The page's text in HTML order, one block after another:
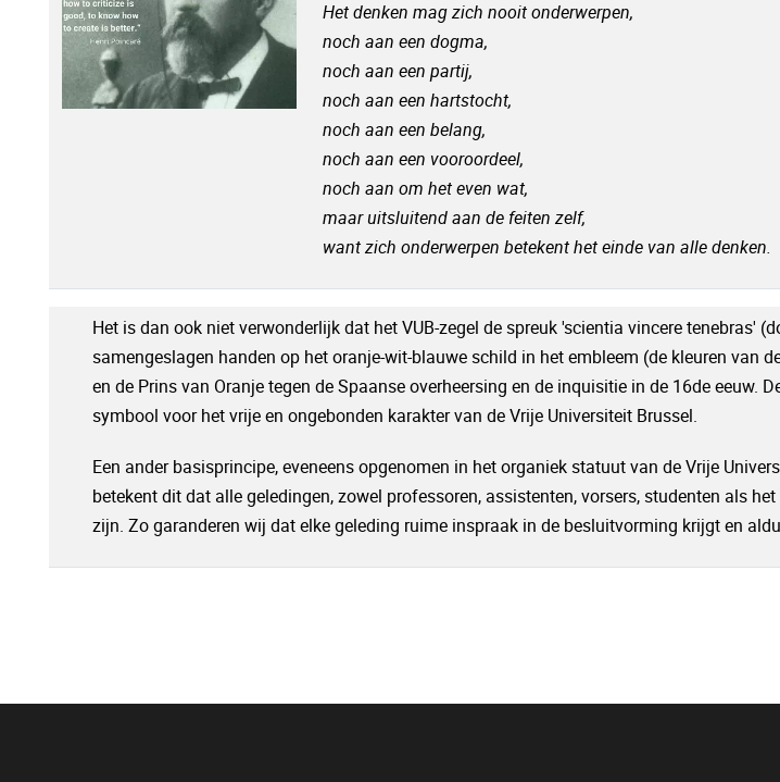
Het denken mag zich nooit onderwerpen,
noch aan een dogma,
noch aan een partij,
noch aan een hartstocht,
noch aan een belang,
noch aan een vooroordeel,
noch aan om het even wat,
maar uitsluitend aan de feiten zelf,
want zich onderwerpen betekent het einde van alle denken.
Het is dan ook niet verwonderlijk dat het VUB-zegel de spreuk 'scientia vincere tenebras'
samengeslagen handen op het oranje-wit-blauwe schild in het embleem (de kleuren van
en de Prins van Oranje tegen de Spaanse overheersing en de inquisitie in de 16de eeuw.
symbool voor het vrije en ongebonden karakter van de Vrije Universiteit Brussel.
Een ander basisprincipe, eveneens opgenomen in het organiek statuut van de Vrije
betekent dit dat alle geledingen, zowel professoren, assistenten, vorsers, studenten als
zijn. Zo garanderen wij dat elke geleding ruime inspraak in de besluitvorming krijgt en